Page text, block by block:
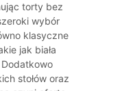
torty bez
wybór
klasyczne
jak biała
stołów oraz